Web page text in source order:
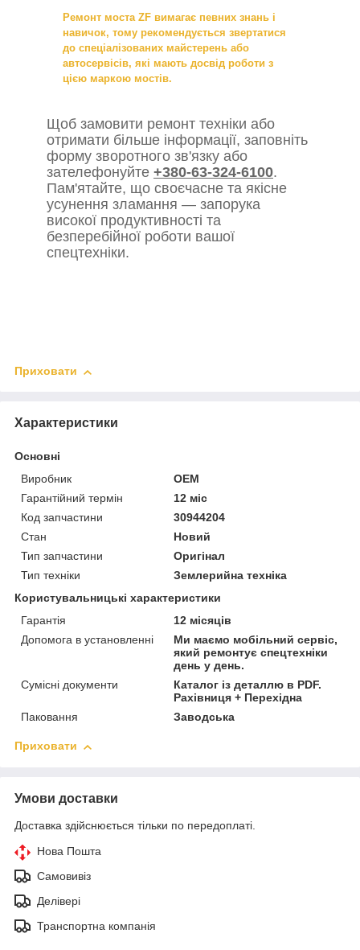
Ремонт моста ZF вимагає певних знань і
навичок, тому рекомендується звертатися
до спеціалізованих майстерень або
автосервісів, які мають досвід роботи з
цією маркою мостів.
Щоб замовити ремонт техніки або
отримати більше інформації, заповніть
форму зворотного зв'язку або
зателефонуйте +380-63-324-6100.
Пам'ятайте, що своєчасне та якісне
усунення зламання — запорука
високої продуктивності та
безперебійної роботи вашої
спецтехніки.
Приховати
Характеристики
Основні
Виробник
OEM
Гарантійний термін
12 міс
Код запчастини
30944204
Стан
Новий
Тип запчастини
Оригінал
Тип техніки
Землерийна техніка
Користувальницькі характеристики
Гарантія
12 місяців
Допомога в установленні
Ми маємо мобільний сервіс,
який ремонтує спецтехніки
день у день.
Сумісні документи
Каталог із деталлю в PDF.
Рахівниця + Перехідна
Паковання
Заводська
Приховати
Умови доставки
Доставка здійснюється тільки по передоплаті.
Нова Пошта
Самовивіз
Делівері
Транспортна компанія